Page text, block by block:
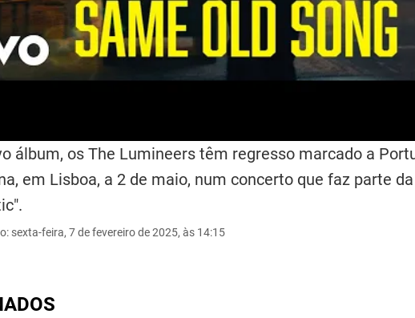
álbum, os The Lumineers têm regresso marcado a
em Lisboa, a 2 de maio, num concerto que faz parte
sexta-feira, 7 de fevereiro de 2025, às 14:15